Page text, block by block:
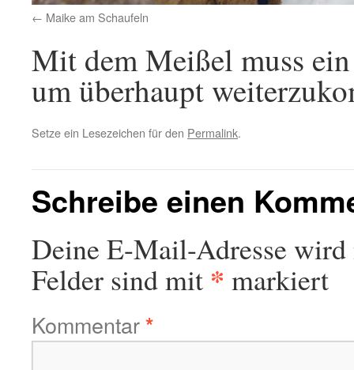
Maike am Schaufeln
Mit dem Meißel muss
um überhaupt
Setze ein Lesezeichen für den Permalink.
Schreibe einen
Deine E-Mail-Adresse
Felder sind mit * markiert
Kommentar*